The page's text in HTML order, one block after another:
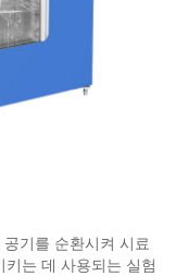
기를 순환시켜 시료
는 데 사용되는 실험